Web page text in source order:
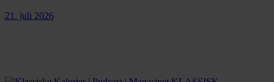
21. juli 2026